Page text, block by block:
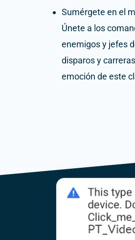
Sumérgete en el
Únete a los
enemigos y jefes
disparos y
emoción de este